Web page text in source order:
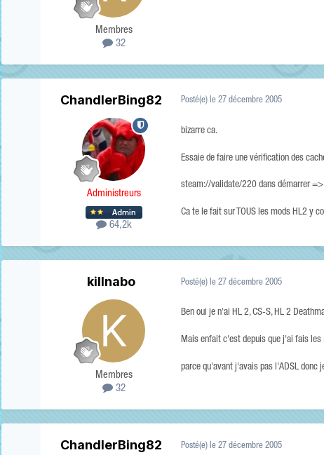
Membres
32
ChandlerBing82
Administreurs
64,2k
Posté(e)le 27 décembre 2005
bizarre ca.
Essaie de faire une vérification des
steam://validate/220 dans démarrer =>
Ca te le fait sur TOUS les mods HL2 y
killnabo
Membres
32
Posté(e) le 27 décembre 2005
Ben oui je n'ai HL 2, CS-S, HL 2
Mais enfait c'est depuis que j'ai fais les
parce qu'avant j'avais pas l'ADSL donc
ChandlerBing82 Posté(e)le 27 décembre 2005